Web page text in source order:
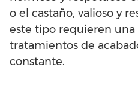
o el castaño, valioso y
este tipo requieren una
tratamientos de
constante.